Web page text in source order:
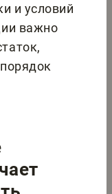
и условий
важно